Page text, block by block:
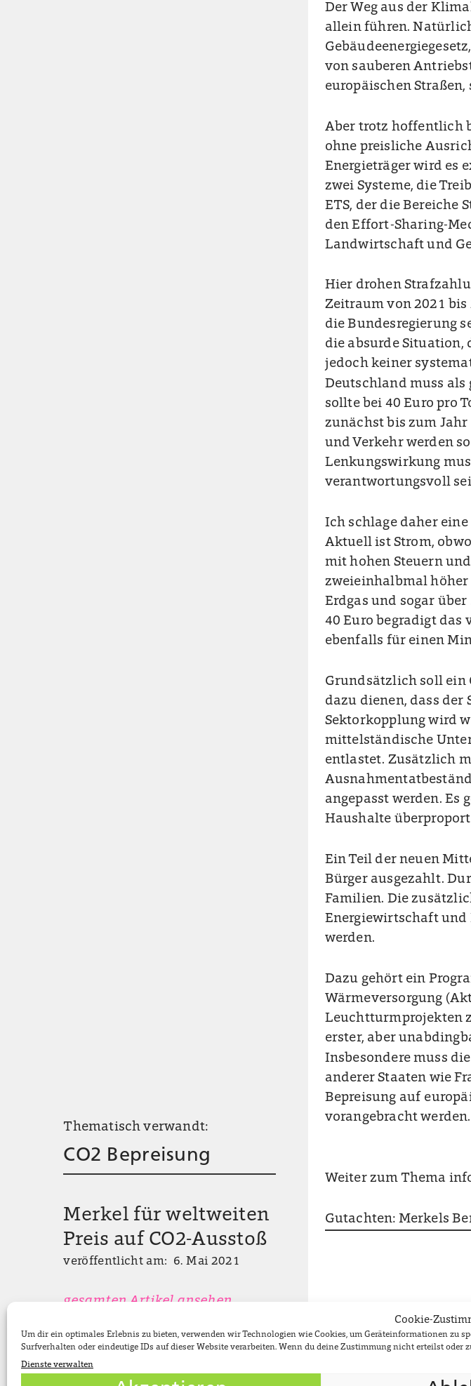
Cookie-
Um dir ein optimales Erlebnis zu bieten, verwenden wir Technologien wie Cookies, um Geräteinformationen zu
Surfverhalten oder eindeutige IDs auf dieser Website verarbeiten. Wenn du deine Zustimmung nicht erteilst
Dienste verwalten
Thematisch verwandt:
CO2 Bepreisung
Merkel für weltweiten
Preis auf CO2-Ausstoß
veröffentlicht am: 6. Mai 2021
gesamten Artikel ansehen
Der Weg aus der
allein führen.
von sauberen
europäischen
Aber trotz hoffentlich
ohne preisliche
Energieträger wird es
zwei Systeme, die
ETS, der die Bereiche
den Effort-Sharing-
Landwirtschaft und
Hier drohen
Zeitraum von 2021
die Bundesregierung
die absurde Situation,
jedoch keiner
Deutschland muss
sollte bei 40 Euro pro
zunächst bis zum
und Verkehr werden
Lenkungswirkung
verantwortungsvoll
Ich schlage daher
Aktuell ist Strom,
mit hohen Steuern
zweieinhalbmal höher
Erdgas und sogar
40 Euro begradigt das
ebenfalls für einen
Grundsätzlich soll ein
dazu dienen, dass der
Sektorkopplung wird
mittelständische
entlastet. Zusätzlich
angepasst werden. Es
Haushalte
Ein Teil der neuen
Bürger ausgezahlt.
Familien. Die
Energiewirtschaft
werden.
Dazu gehört ein
Wärmeversorgung
Leuchtturmprojekten
erster, aber
Insbesondere muss
anderer Staaten wie
Bepreisung auf
vorangebracht werden.
Weiter zum Thema
Gutachten: Merkels